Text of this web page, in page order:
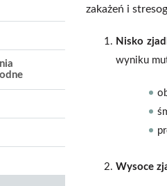
zakażeń i
Nisko
wyniku
Wysoce